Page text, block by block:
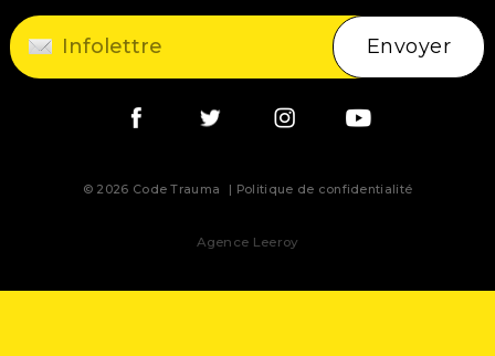
Envoyer
© 2026 Code Trauma Politique de confidentialité
Agence Leeroy